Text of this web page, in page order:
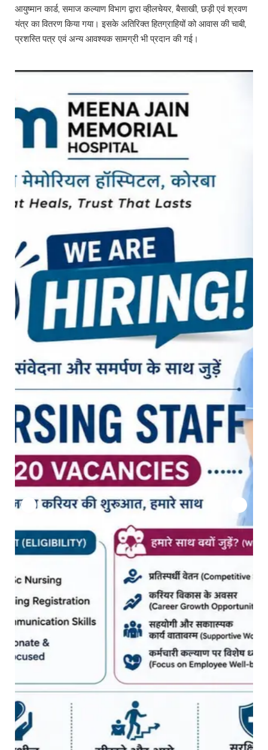
आयुष्मान कार्ड, समाज कल्याण विभाग द्वारा व्हीलचेयर, बैसाखी, छड़ी एवं श्रवण
यंत्र का वितरण किया गया। इसके अतिरिक्त हितग्राहियों को आवास की चाबी,
प्रशस्ति पत्र एवं अन्य आवश्यक सामग्री भी प्रदान की गई।